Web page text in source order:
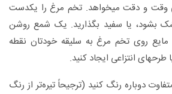
وقت و دقت میخواهد. تخم مرغ را یکدست
بشود، یا سفید بگذارید. یک شمع روشن
روی تخم‌ مرغ به سلیقه خودتان نقطه
طرحهای انتزاعی ایجاد کنید.
دوباره رنگ کنید (ترجیحاً تیره‌تر از رنگ